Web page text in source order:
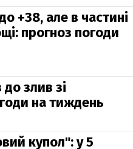
+38, але в частині
прогноз погоди
до злив зі
на тиждень
купол": у 5